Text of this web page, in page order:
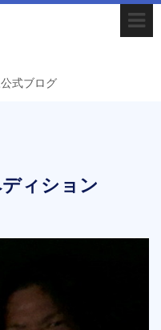
式ブログ
ィション